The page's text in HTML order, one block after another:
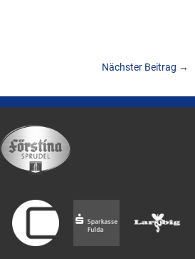
Nächster Beitrag →